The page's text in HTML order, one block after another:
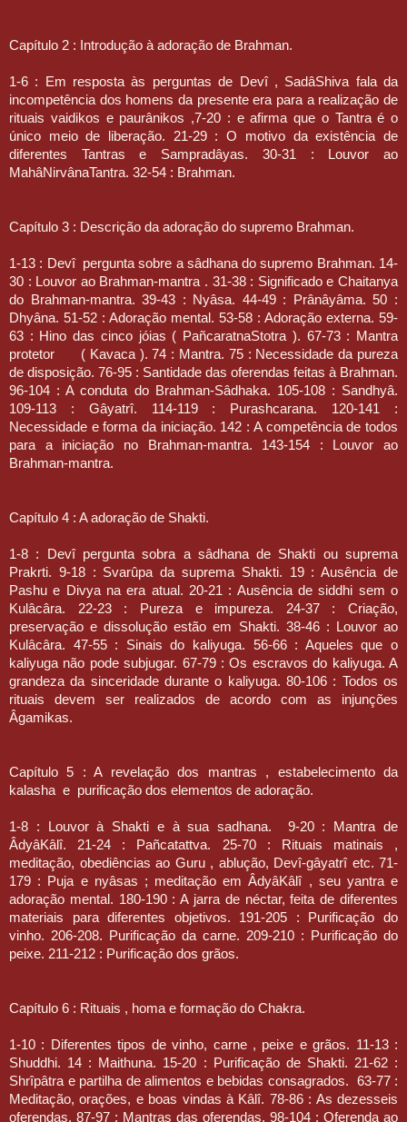
Capítulo 2 : Introdução à adoração de Brahman.
1-6 : Em resposta às perguntas de Devî , SadâShiva fala da
incompetência dos homens da presente era para a realização de
rituais vaidikos e paurânikos ,7-20 : e afirma que o Tantra é o
único meio de liberação. 21-29 : O motivo da existência de
diferentes Tantras e Sampradâyas. 30-31 : Louvor ao
MahâNirvânaTantra. 32-54 : Brahman.
Capítulo 3 : Descrição da adoração do supremo Brahman.
1-13 : Devî pergunta sobre a sâdhana do supremo Brahman. 14-
30 : Louvor ao Brahman-mantra . 31-38 : Significado e Chaitanya
do Brahman-mantra. 39-43 : Nyâsa. 44-49 : Prânâyâma. 50 :
Dhyâna. 51-52 : Adoração mental. 53-58 : Adoração externa. 59-
63 : Hino das cinco jóias ( PañcaratnaStotra ). 67-73 : Mantra
protetor
( Kavaca ). 74 : Mantra. 75 : Necessidade da pureza
de disposição. 76-95 : Santidade das oferendas feitas à Brahman.
96-104 : A conduta do Brahman-Sâdhaka. 105-108 : Sandhyâ.
109-113 : Gâyatrî. 114-119 : Purashcarana. 120-141 :
Necessidade e forma da iniciação. 142 : A competência de todos
para a iniciação no Brahman-mantra. 143-154 : Louvor ao
Brahman-mantra.
Capítulo 4 : A adoração de Shakti.
1-8 : Devî pergunta sobra a sâdhana de Shakti ou suprema
Prakrti. 9-18 : Svarûpa da suprema Shakti. 19 : Ausência de
Pashu e Divya na era atual. 20-21 : Ausência de siddhi sem o
Kulâcâra. 22-23 : Pureza e impureza. 24-37 : Criação,
preservação e dissolução estão em Shakti. 38-46 : Louvor ao
Kulâcâra. 47-55 : Sinais do kaliyuga. 56-66 : Aqueles que o
kaliyuga não pode subjugar. 67-79 : Os escravos do kaliyuga. A
grandeza da sinceridade durante o kaliyuga. 80-106 : Todos os
rituais devem ser realizados de acordo com as injunções
Âgamikas.
Capítulo 5 : A revelação dos mantras , estabelecimento da
kalasha e purificação dos elementos de adoração.
1-8 : Louvor à Shakti e à sua sadhana.
9-20 : Mantra de
ÂdyâKâlî. 21-24 : Pañcatattva. 25-70 : Rituais matinais ,
meditação, obediências ao Guru , ablução, Devî-gâyatrî etc. 71-
179 : Puja e nyâsas ; meditação em ÂdyâKâlî , seu yantra e
adoração mental. 180-190 : A jarra de néctar, feita de diferentes
materiais para diferentes objetivos. 191-205 : Purificação do
vinho. 206-208. Purificação da carne. 209-210 : Purificação do
peixe. 211-212 : Purificação dos grãos.
Capítulo 6 : Rituais , homa e formação do Chakra.
1-10 : Diferentes tipos de vinho, carne , peixe e grãos. 11-13 :
Shuddhi. 14 : Maithuna. 15-20 : Purificação de Shakti. 21-62 :
Shrîpâtra e partilha de alimentos e bebidas consagrados.
63-77 :
Meditação, orações, e boas vindas à Kâlî. 78-86 : As dezesseis
oferendas. 87-97 : Mantras das oferendas. 98-104 : Oferenda ao